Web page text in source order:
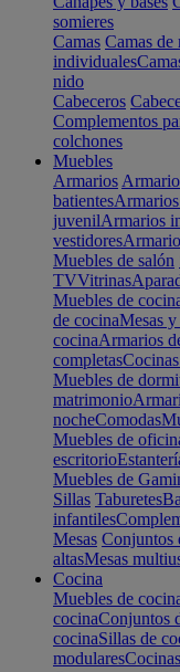
somieres
Camas Camas
individuales
nido
Cabeceros
Complementos
colchones
Muebles
Armarios
batientes
juvenilArmarios
vestidores
Muebles de salón
TVVitrinas
Muebles de
de cocinaMesas
cocinaArmarios
completas
Muebles de
matrimonio
nocheComodas
Muebles de
escritorio
Muebles de
Sillas Taburetes
infantiles
Mesas Conjuntos
altasMesas
Cocina
Muebles de
cocinaConjuntos
cocinaSillas de
modulares